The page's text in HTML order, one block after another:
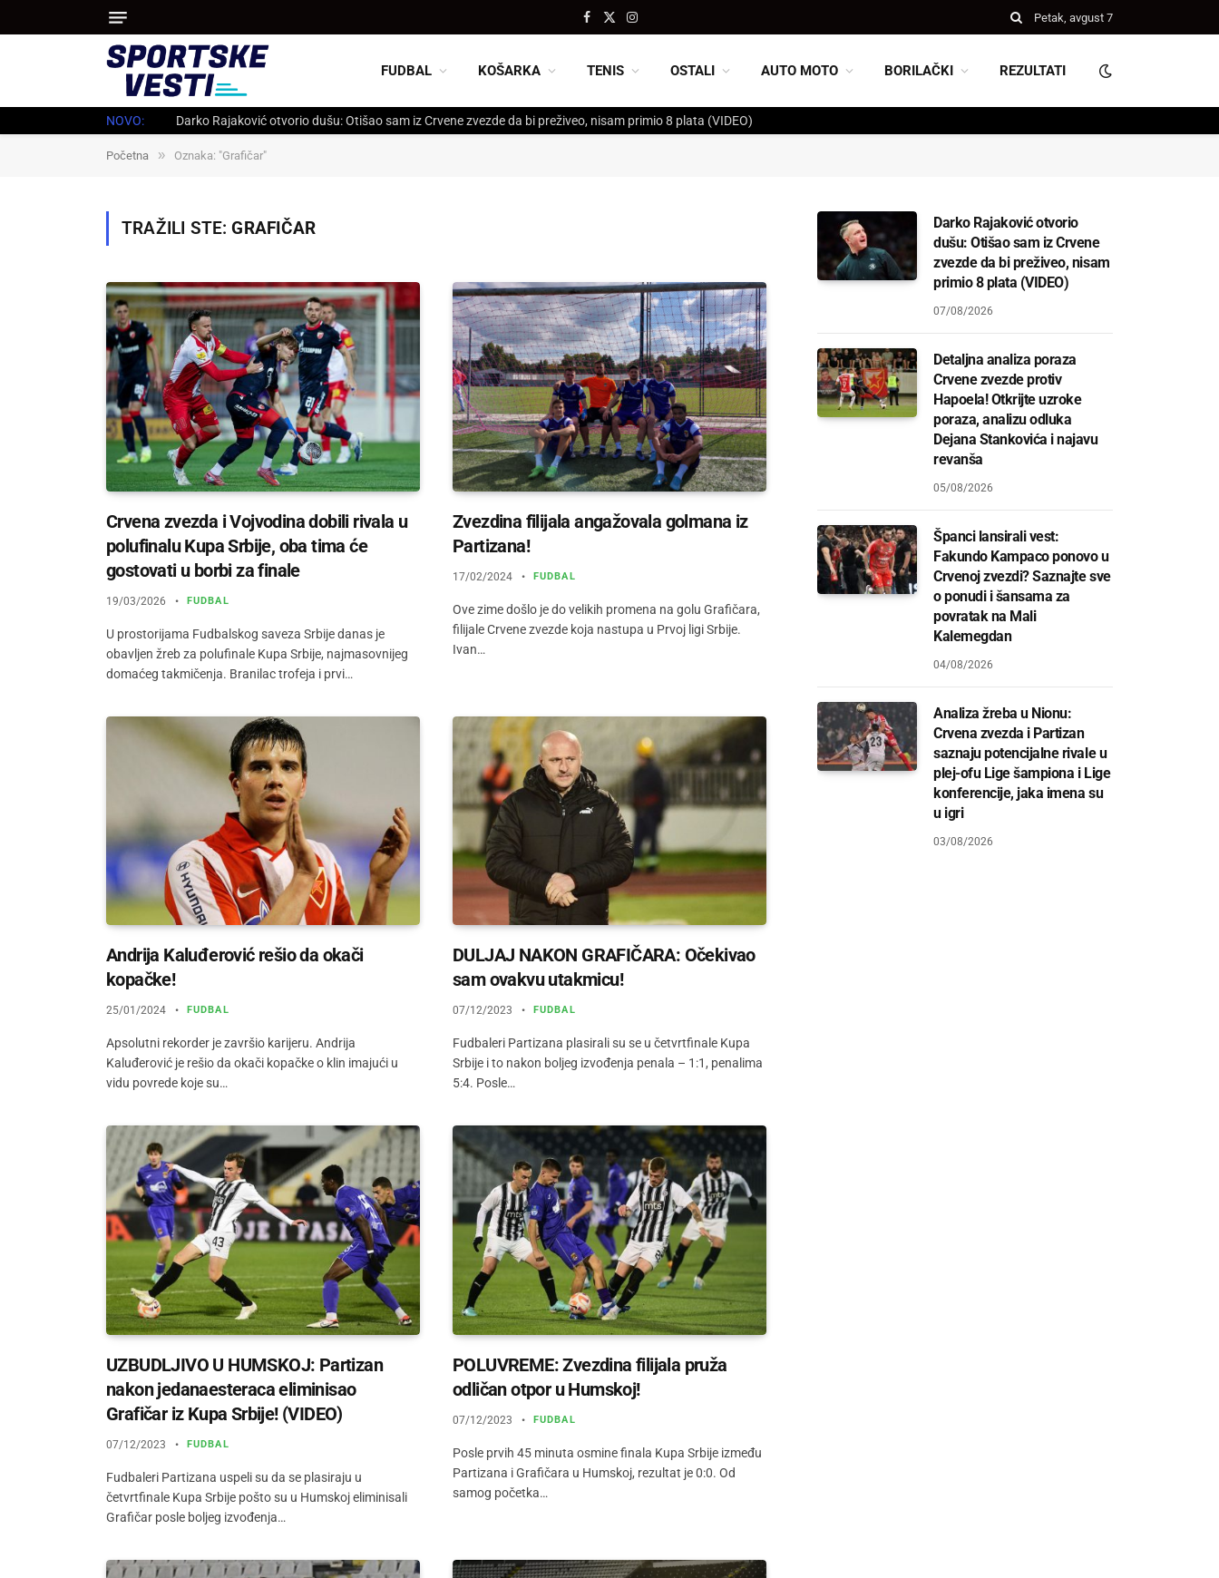
Facebook
X
Instagram
Petak, avgust 7
FUDBAL KOŠARKA TENIS OSTALI AUTO MOTO BORILAČKI REZULTATI
NOVO: Darko Rajaković otvorio dušu: Otišao sam iz Crvene zvezde da bi preživeo, nisam primio 8 plata (VIDEO)
Početna » Oznaka: "Grafičar"
TRAŽILI STE:GRAFIČAR
Crvena zvezda i Vojvodina dobili rivala u
polufinalu Kupa Srbije, oba tima će
gostovati u borbi za finale
19/03/2026 FUDBAL
U prostorijama Fudbalskog saveza Srbije danas je
obavljen žreb za polufinale Kupa Srbije, najmasovnijeg
domaćeg takmičenja. Branilac trofeja i prvi…
Zvezdina filijala angažovala golmana iz
Partizana!
17/02/2024 FUDBAL
Ove zime došlo je do velikih promena na golu Grafičara,
filijale Crvene zvezde koja nastupa u Prvoj ligi Srbije.
Ivan…
Andrija Kaluđerović rešio da okači
kopačke!
25/01/2024 FUDBAL
Apsolutni rekorder je završio karijeru. Andrija
Kaluđerović je rešio da okači kopačke o klin imajući u
vidu povrede koje su…
DULJAJ NAKON GRAFIČARA: Očekivao
sam ovakvu utakmicu!
07/12/2023 FUDBAL
Fudbaleri Partizana plasirali su se u četvrtfinale Kupa
Srbije i to nakon boljeg izvođenja penala – 1:1, penalima
5:4. Posle…
UZBUDLJIVO U HUMSKOJ: Partizan
nakon jedanaesteraca eliminisao
Grafičar iz Kupa Srbije! (VIDEO)
07/12/2023 FUDBAL
Fudbaleri Partizana uspeli su da se plasiraju u
četvrtfinale Kupa Srbije pošto su u Humskoj eliminisali
Grafičar posle boljeg izvođenja…
POLUVREME: Zvezdina filijala pruža
odličan otpor u Humskoj!
07/12/2023 FUDBAL
Posle prvih 45 minuta osmine finala Kupa Srbije između
Partizana i Grafičara u Humskoj, rezultat je 0:0. Od
samog početka…
Darko Rajaković otvorio
dušu: Otišao sam iz Crvene
zvezde da bi preživeo, nisam
primio 8 plata (VIDEO)
07/08/2026
Detaljna analiza poraza
Crvene zvezde protiv
Hapoela! Otkrijte uzroke
poraza, analizu odluka
Dejana Stankovića i najavu
revanša
05/08/2026
Španci lansirali vest:
Fakundo Kampaco ponovo u
Crvenoj zvezdi? Saznajte sve
o ponudi i šansama za
povratak na Mali
Kalemegdan
04/08/2026
Analiza žreba u Nionu:
Crvena zvezda i Partizan
saznaju potencijalne rivale u
plej-ofu Lige šampiona i Lige
konferencije, jaka imena su
u igri
03/08/2026